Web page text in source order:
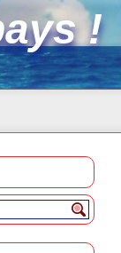
!